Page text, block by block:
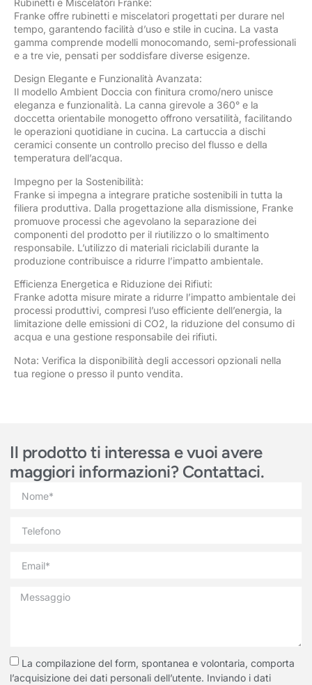
Rubinetti e Miscelatori Franke:
Franke offre rubinetti e miscelatori progettati per durare nel
tempo, garantendo facilità d’uso e stile in cucina. La vasta
gamma comprende modelli monocomando, semi-professionali
e a tre vie, pensati per soddisfare diverse esigenze.
Design Elegante e Funzionalità Avanzata:
Il modello Ambient Doccia con finitura cromo/nero unisce
eleganza e funzionalità. La canna girevole a 360° e la
doccetta orientabile monogetto offrono versatilità, facilitando
le operazioni quotidiane in cucina. La cartuccia a dischi
ceramici consente un controllo preciso del flusso e della
temperatura dell’acqua.
Impegno per la Sostenibilità:
Franke si impegna a integrare pratiche sostenibili in tutta la
filiera produttiva. Dalla progettazione alla dismissione, Franke
promuove processi che agevolano la separazione dei
componenti del prodotto per il riutilizzo o lo smaltimento
responsabile. L’utilizzo di materiali riciclabili durante la
produzione contribuisce a ridurre l’impatto ambientale.
Efficienza Energetica e Riduzione dei Rifiuti:
Franke adotta misure mirate a ridurre l’impatto ambientale dei
processi produttivi, compresi l’uso efficiente dell’energia, la
limitazione delle emissioni di CO2, la riduzione del consumo di
acqua e una gestione responsabile dei rifiuti.
Nota: Verifica la disponibilità degli accessori opzionali nella
tua regione o presso il punto vendita.
Il prodotto ti interessa e vuoi avere
maggiori informazioni? Contattaci.
La compilazione del form, spontanea e volontaria, comporta
l’acquisizione dei dati personali dell’utente. Inviando i dati